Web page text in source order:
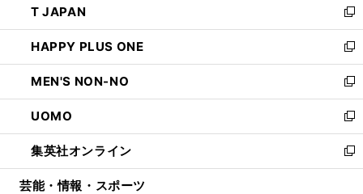
く
で
開
く
ド
ウ
で
開
く
ィ
ン
ド
ウ
で
開
く
い
ウ
ィ
ン
ド
ウ
で
開
く
T JAPAN
新
し
い
ウ
ィ
ン
ド
ウ
で
開
HAPPY PLUS ONE
新
し
い
ウ
ィ
ン
ド
ウ
MEN'S NON-NO
新
し
い
ウ
ィ
ン
UOMO
新
し
い
ウ
集英社オンライン
新
し
芸能・情報・スポーツ